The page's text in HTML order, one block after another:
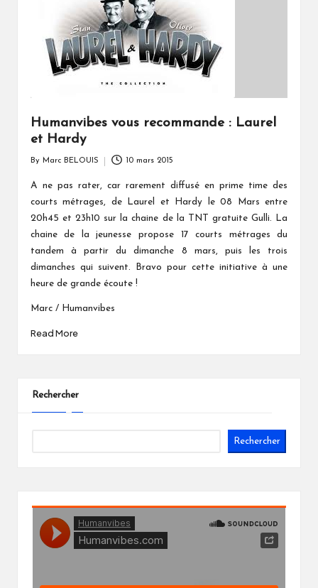
Humanvibes vous recommande : Laurel
et Hardy
by
By Marc BELOUIS 10 mars 2015
A ne pas rater, car rarement diffusé en prime time des
courts métrages, de Laurel et Hardy le 08 Mars entre
20h45 et 23h10 sur la chaine de la TNT gratuite Gulli. La
chaine de la jeunesse propose 17 courts métrages du
tandem à partir du dimanche 8 mars, puis les trois
dimanches qui suivent. Bravo pour cette initiative à une
heure de grande écoute !
Marc / Humanvibes
Read More
Rechercher
Rechercher